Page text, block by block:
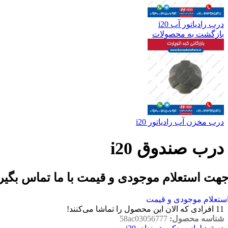
درب رادیاتور آب i20
بازگشت به محصولات
درب مخزن آب رادیاتور i20
درب صندوق i20
استعلام موجودی و قیمت با ما تماس
موجودی و قیمت
11 افرادی که الان این محصول را تماشا می‌کنند!
شناسه محصول: 58ac03056777